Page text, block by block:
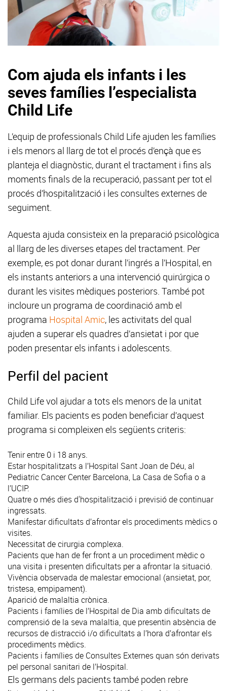
Com ajuda els infants i les
seves famílies l’especialista
Child Life
L’equip de professionals Child Life ajuden les famílies
i els menors al llarg de tot el procés d’ençà que es
planteja el diagnòstic, durant el tractament i fins als
moments finals de la recuperació, passant per tot el
procés d’hospitalització i les consultes externes de
seguiment.
Aquesta ajuda consisteix en la preparació psicològica
al llarg de les diverses etapes del tractament. Per
exemple, es pot donar durant l’ingrés a l’Hospital, en
els instants anteriors a una intervenció quirúrgica o
durant les visites mèdiques posteriors. També pot
incloure un programa de coordinació amb el
programa Hospital Amic, les activitats del qual
ajuden a superar els quadres d’ansietat i por que
poden presentar els infants i adolescents.
Perfil del pacient
Child Life vol ajudar a tots els menors de la unitat
familiar. Els pacients es poden beneficiar d’aquest
programa si compleixen els següents criteris:
Tenir entre 0 i 18 anys.
Estar hospitalitzats a l’Hospital Sant Joan de Déu, al
Pediatric Cancer Center Barcelona, La Casa de Sofia o a
l’UCIP.
Quatre o més dies d'hospitalització i previsió de continuar
ingressats.
Manifestar dificultats d’afrontar els procediments mèdics o
visites.
Necessitat de cirurgia complexa.
Pacients que han de fer front a un procediment mèdic o
una visita i presenten dificultats per a afrontar la situació.
Vivència observada de malestar emocional (ansietat, por,
tristesa, empipament).
Aparició de malaltia crònica.
Pacients i famílies de l’Hospital de Dia amb dificultats de
comprensió de la seva malaltia, que presentin absència de
recursos de distracció i/o dificultats a l’hora d’afrontar els
procediments mèdics.
Pacients i famílies de Consultes Externes quan són derivats
pel personal sanitari de l’Hospital.
Els germans dels pacients també poden rebre